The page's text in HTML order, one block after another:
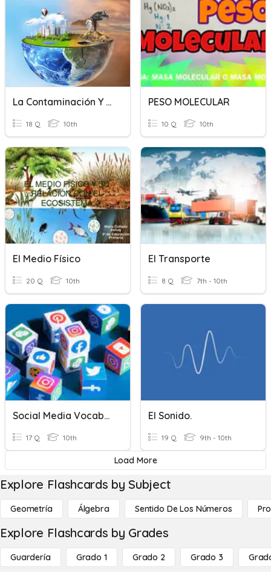
La Contaminación Y El Medio Ambiente
18 Q 10th
PESO MOLECULAR
10 Q 10th
El Medio Físico
20 Q 10th
El Transporte
8 Q 7th - 10th
Social Media Vocabulary
17 Q 10th
El Sonido.
19 Q 9th - 10th
Load More
Explore Flashcards by Subject
Geometría Álgebra Sentido De Los Números
Explore Flashcards by Grades
Guardería Grado 1 Grado 2 Grado 3